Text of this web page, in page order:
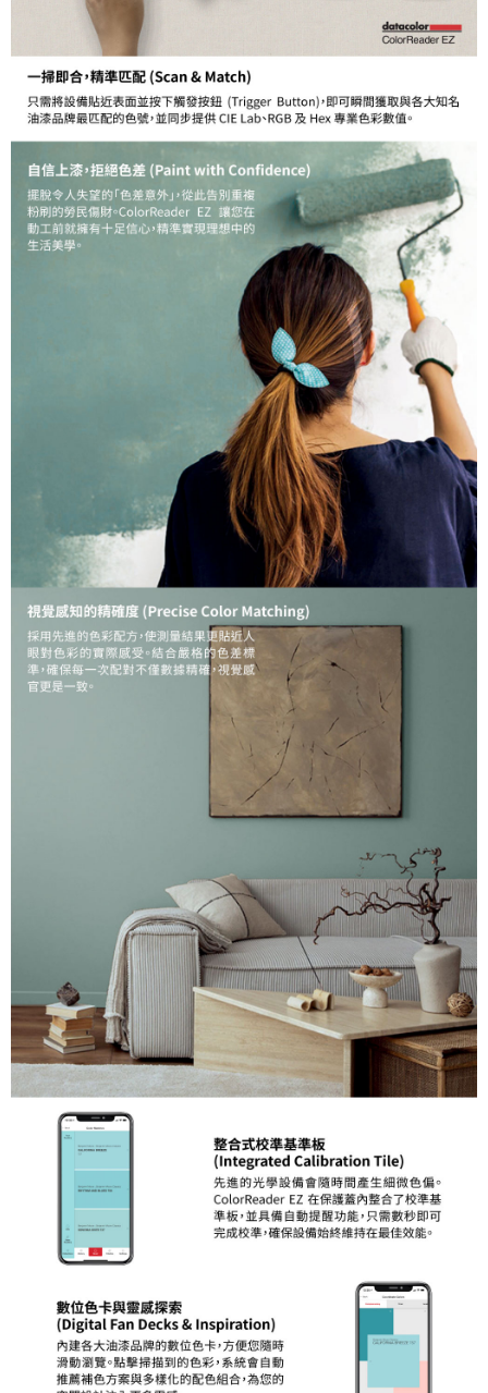
「AFTEE先享後付」，若未經同意申辦者引起之損失，本公司不負相關責
４．使用「AFTEE先享後付」時，將依據個別帳號之用戶狀況，依本公司即
時審查核予不同之上限額度；若仍有額度不足之情形，本公司將視審查結果
請求用戶進行身份認證。
５．嚴禁一人註冊多個帳號或使用他人資訊註冊。若發現惡意使用之情形，
恩沛科技股份有限公司將有權停止該用戶之使用額度並採取法律行動。